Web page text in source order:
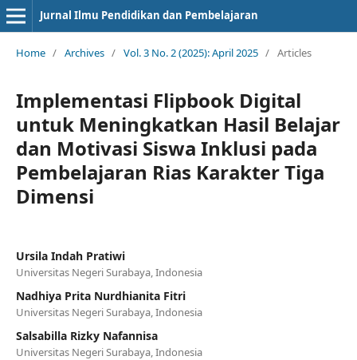
Jurnal Ilmu Pendidikan dan Pembelajaran
Home / Archives / Vol. 3 No. 2 (2025): April 2025 / Articles
Implementasi Flipbook Digital
untuk Meningkatkan Hasil Belajar
dan Motivasi Siswa Inklusi pada
Pembelajaran Rias Karakter Tiga
Dimensi
Ursila Indah Pratiwi
Universitas Negeri Surabaya, Indonesia
Nadhiya Prita Nurdhianita Fitri
Universitas Negeri Surabaya, Indonesia
Salsabilla Rizky Nafannisa
Universitas Negeri Surabaya, Indonesia